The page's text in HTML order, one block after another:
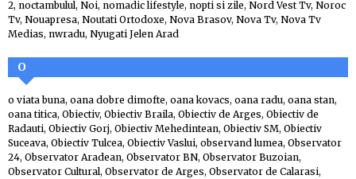
2, noctambulul, Noi, nomadic lifestyle, nopti si zile, Nord Vest Tv, Noroc
Tv, Nouapresa, Noutati Ortodoxe, Nova Brasov, Nova Tv, Nova Tv
Medias, nwradu, Nyugati Jelen Arad
O
o viata buna, oana dobre dimofte, oana kovacs, oana radu, oana stan,
oana titica, Obiectiv, Obiectiv Braila, Obiectiv de Arges, Obiectiv de
Radauti, Obiectiv Gorj, Obiectiv Mehedintean, Obiectiv SM, Obiectiv
Suceava, Obiectiv Tulcea, Obiectiv Vaslui, observand lumea, Observator
24, Observator Aradean, Observator BN, Observator Buzoian,
Observator Cultural, Observator de Arges, Observator de Calarasi,